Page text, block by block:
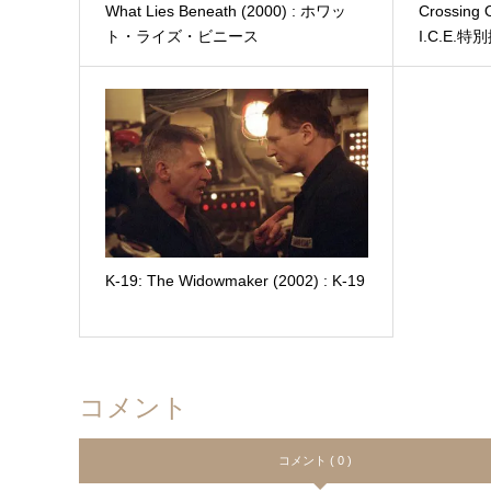
What Lies Beneath (2000) : ホワッ
ト・ライズ・ビニース
Crossing
I.C.E.特
K-19: The Widowmaker (2002) : K-19
コメント
コメント ( 0 )